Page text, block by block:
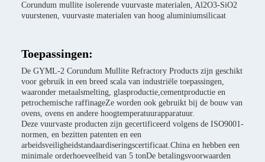
Corundum mullite isolerende vuurvaste materialen, Al2O3-SiO2
vuurstenen, vuurvaste materialen van hoog aluminiumsilicaat
Toepassingen:
De GYML-2 Corundum Mullite Refractory Products zijn geschikt
voor gebruik in een breed scala van industriële toepassingen,
waaronder metaalsmelting, glasproductie,cementproductie en
petrochemische raffinageZe worden ook gebruikt bij de bouw van
ovens, ovens en andere hoogtemperatuurapparatuur.
Deze vuurvaste producten zijn gecertificeerd volgens de ISO9001-
normen, en bezitten patenten en een
arbeidsveiligheidstandaardiseringscertificaat.China en hebben een
minimale orderhoeveelheid van 5 tonDe betalingsvoorwaarden